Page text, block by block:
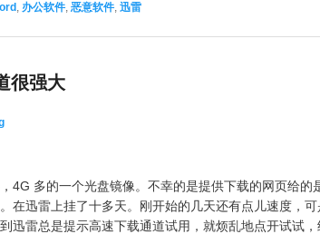
, 办公软件, 恶意软件, 迅雷
很强大
4G 多的一个光盘镜像。不幸的是提供下载的网页给的
在迅雷上挂了十多天。刚开始的几天还有点儿速度，
迅雷总是提示高速下载通道试用，就烦乱地点开试试